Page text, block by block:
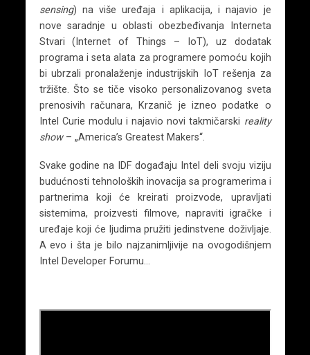
sensing) na više uređaja i aplikacija, i najavio je
nove saradnje u oblasti obezbeđivanja Interneta
Stvari (Internet of Things – IoT), uz dodatak
programa i seta alata za programere pomoću kojih
bi ubrzali pronalaženje industrijskih IoT rešenja za
tržište. Što se tiče visoko personalizovanog sveta
prenosivih računara, Krzanič je izneo podatke o
Intel Curie modulu i najavio novi takmičarski reality
show– „America’s Greatest Makers“.
Svake godine na IDF događaju Intel deli svoju viziju
budućnosti tehnoloških inovacija sa programerima i
partnerima koji će kreirati proizvode, upravljati
sistemima, proizvesti filmove, napraviti igračke i
uređaje koji će ljudima pružiti jedinstvene doživljaje.
A evo i šta je bilo najzanimljivije na ovogodišnjem
Intel Developer Forumu…